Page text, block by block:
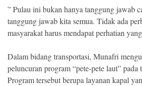
” Pulau ini bukan hanya tanggung jawab
tanggung jawab kita semua. Tidak ada
masyarakat harus mendapat perhatian
Dalam bidang transportasi, Munafri
peluncuran program “pete-pete laut” pada
Program tersebut berupa layanan kapal